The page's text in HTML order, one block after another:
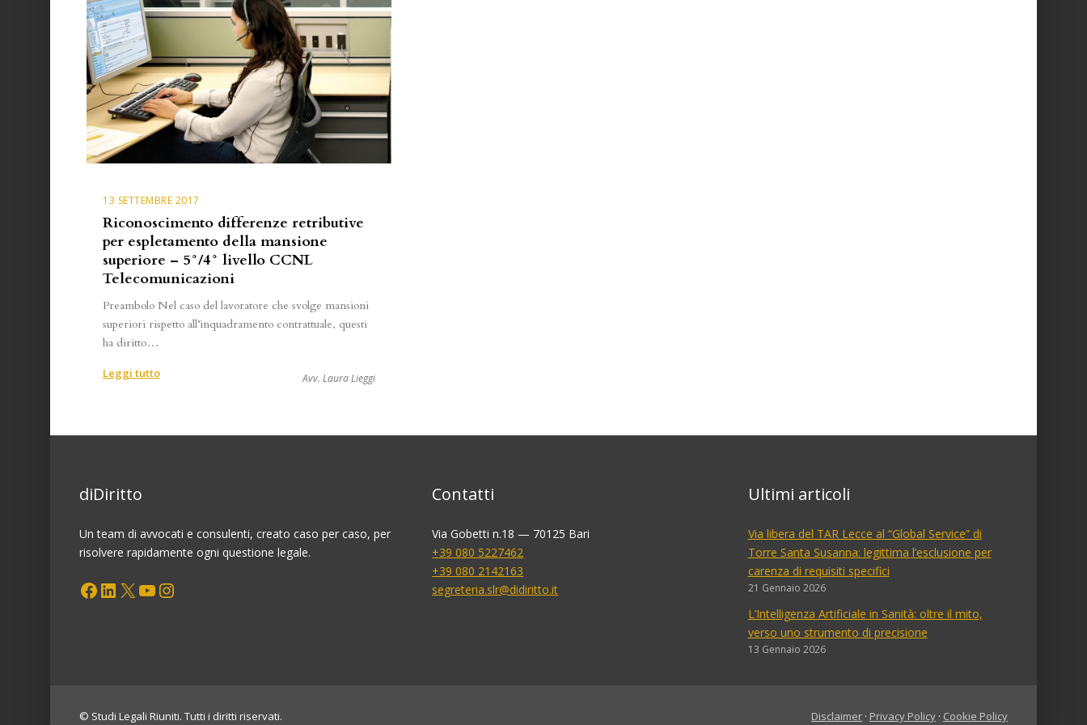
13 SETTEMBRE 2017
Riconoscimento differenze retributive
per espletamento della mansione
superiore – 5°/4° livello CCNL
Telecomunicazioni
Preambolo Nel caso del lavoratore che svolge mansioni
superiori rispetto all’inquadramento contrattuale, questi
ha diritto…
Leggi tutto:
–
5°/4°
CCNL
Avv. Laura Lieggi
diDiritto
Un team di avvocati e consulenti, creato caso per caso, per
risolvere rapidamente ogni questione legale.
Facebook LinkedIn X YouTube Instagram
Contatti
Via Gobetti n.18 — 70125 Bari
+39 080 5227462
+39 080 2142163
segreteria.slr@didiritto.it
Ultimi articoli
Via libera del TAR Lecce al “Global Service” di
Torre Santa Susanna: legittima l’esclusione per
carenza di requisiti specifici
21 Gennaio 2026
L’Intelligenza Artificiale in Sanità: oltre il mito,
verso uno strumento di precisione
13 Gennaio 2026
© Studi Legali Riuniti. Tutti i diritti riservati. Disclaimer · Privacy Policy · Cookie Policy